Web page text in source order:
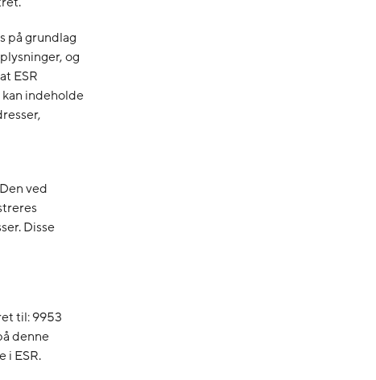
på grundlag
og
ESR
indeholde
ved
Disse
til: 9953
denne
i ESR.